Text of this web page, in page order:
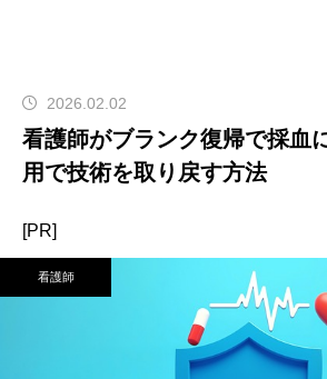
2026.02.02
看護師がブランク復帰で採血
用で技術を取り戻す方法
[PR]
看護師